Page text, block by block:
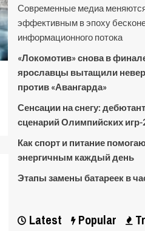
Современные медиа
эффективным в эпоху
информационного потока
«Локомотив» снова в
ярославцы вытащили
против «Авангарда»
Сенсации на снегу:
сценарий Олимпийских игр-
Как спорт и питание
энергичным каждый день
Этапы замены батареек в
Latest Popular